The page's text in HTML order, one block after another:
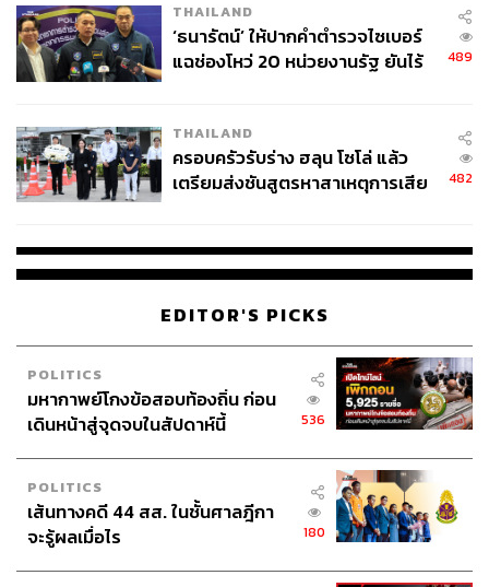
จ่ายหนี้-แอบระบุแบรนด์
THAILAND
‘ธนารัตน์’ ให้ปากคำตำรวจไซเบอร์
แฉช่องโหว่ 20 หน่วยงานรัฐ ยันไร้
489
THAILAND
ครอบครัวรับร่าง ฮลุน โซโล่ แล้ว
เตรียมส่งชันสูตรหาสาเหตุการเสีย
482
EDITOR'S PICKS
POLITICS
มหากาพย์โกงข้อสอบท้องถิ่น ก่อน
เดินหน้าสู่จุดจบในสัปดาห์นี้
536
POLITICS
เส้นทางคดี 44 สส. ในชั้นศาลฎีกา
จะรู้ผลเมื่อไร
180